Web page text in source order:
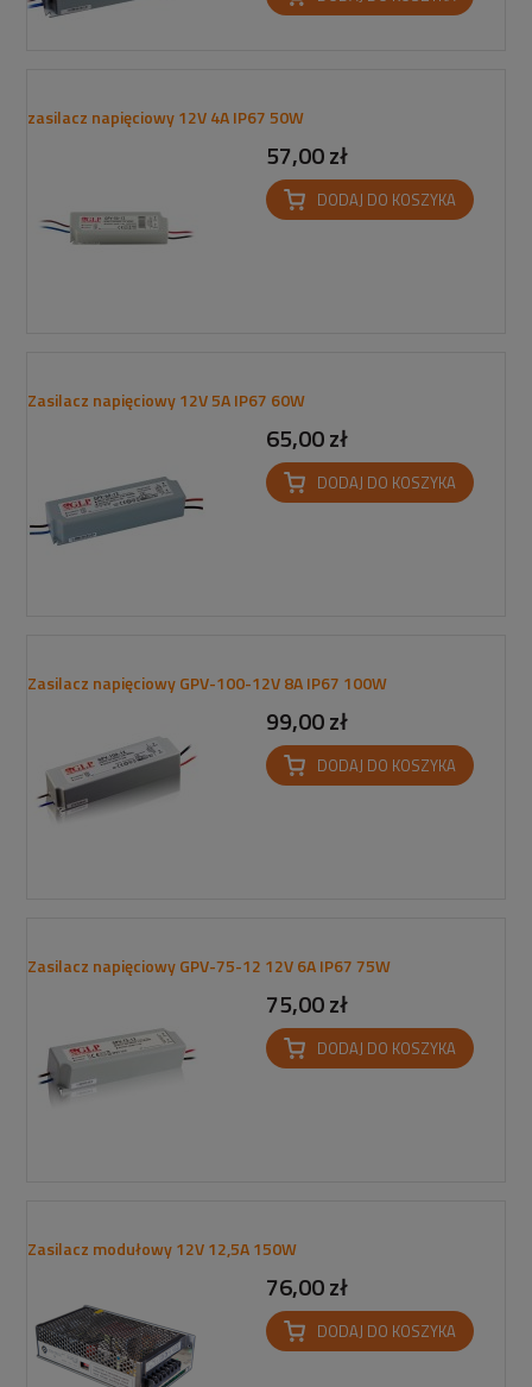
zasilacz napięciowy 12V 4A IP67 50W
57,00 zł
DODAJ DO KOSZYKA
Zasilacz napięciowy 12V 5A IP67 60W
65,00 zł
DODAJ DO KOSZYKA
Zasilacz napięciowy GPV-100-12V 8A IP67 100W
99,00 zł
DODAJ DO KOSZYKA
Zasilacz napięciowy GPV-75-12 12V 6A IP67 75W
75,00 zł
DODAJ DO KOSZYKA
Zasilacz modułowy 12V 12,5A 150W
76,00 zł
DODAJ DO KOSZYKA